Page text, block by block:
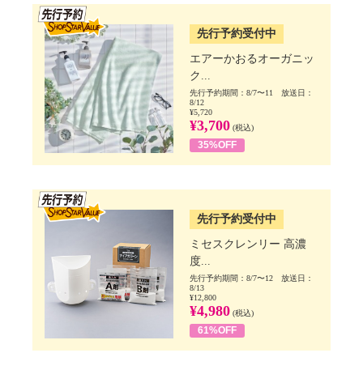
先行予約受付中
エアーかおるオーガニッ
ク...
先行予約期間：8/7〜11 放送日：
8/12
¥5,720
¥3,700 (税込)
35%OFF
先行予約受付中
ミセスクレンリー 高濃
度...
先行予約期間：8/7〜12 放送日：
8/13
¥12,800
¥4,980 (税込)
61%OFF